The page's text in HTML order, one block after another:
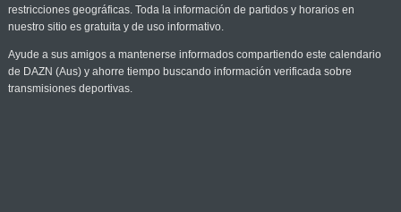
restricciones geográficas. Toda la información de partidos y horarios en
nuestro sitio es gratuita y de uso informativo.
Ayude a sus amigos a mantenerse informados compartiendo este calendario
de DAZN (Aus) y ahorre tiempo buscando información verificada sobre
transmisiones deportivas.